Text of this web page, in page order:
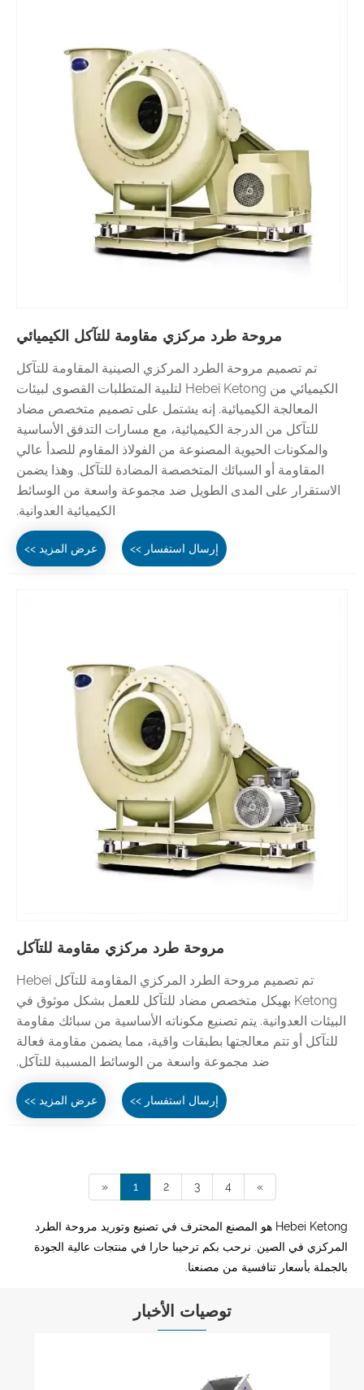
مروحة طرد مركزي مقاومة للتآكل الكيميائي
تم تصميم مروحة الطرد المركزي الصينية المقاومة للتآكل
الكيميائي من Hebei Ketong لتلبية المتطلبات القصوى لبيئات
المعالجة الكيميائية. إنه يشتمل على تصميم متخصص مضاد
للتآكل من الدرجة الكيميائية، مع مسارات التدفق الأساسية
والمكونات الحيوية المصنوعة من الفولاذ المقاوم للصدأ عالي
المقاومة أو السبائك المتخصصة المضادة للتآكل. وهذا يضمن
الاستقرار على المدى الطويل ضد مجموعة واسعة من الوسائط
الكيميائية العدوانية.
عرض المزيد >> إرسال استفسار >>
مروحة طرد مركزي مقاومة للتآكل
تم تصميم مروحة الطرد المركزي المقاومة للتآكل Hebei
Ketong بهيكل متخصص مضاد للتآكل للعمل بشكل موثوق في
البيئات العدوانية. يتم تصنيع مكوناته الأساسية من سبائك مقاومة
للتآكل أو تتم معالجتها بطبقات واقية، مما يضمن مقاومة فعالة
ضد مجموعة واسعة من الوسائط المسببة للتآكل.
عرض المزيد >> إرسال استفسار >>
« 1 2 3 4 »
Hebei Ketong هو المصنع المحترف في تصنيع وتوريد مروحة الطرد
المركزي في الصين. نرحب بكم ترحيبا حارا في منتجات عالية الجودة
بالجملة بأسعار تنافسية من مصنعنا.
توصيات الأخبار